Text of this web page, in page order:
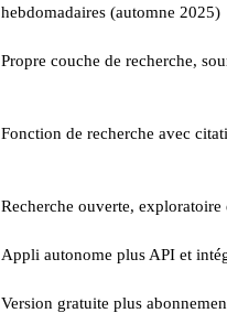
hebdomadaires (automne 2025)
Propre couche de recherche,
Fonction de recherche avec
Recherche ouverte, exploratoire
Appli autonome plus API et
Version gratuite plus